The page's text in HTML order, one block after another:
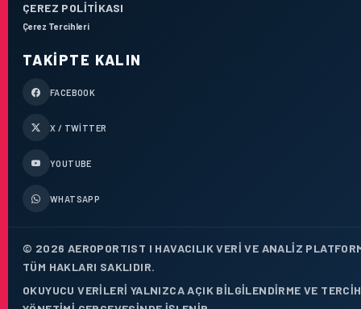
ÇEREZ POLITIKASI
Çerez Tercihleri
TAKIPTE KALIN
FACEBOOK
X / TWITTER
YOUTUBE
WHATSAPP
© 2026 AEROPORTIST I HAVACILIK VERI VE ANALIZ
TÜM HAKLARI SAKLIDIR.
OKUYUCU VERILERI YALNIZCA AÇIK BILGILENDIRME VE TERCIH